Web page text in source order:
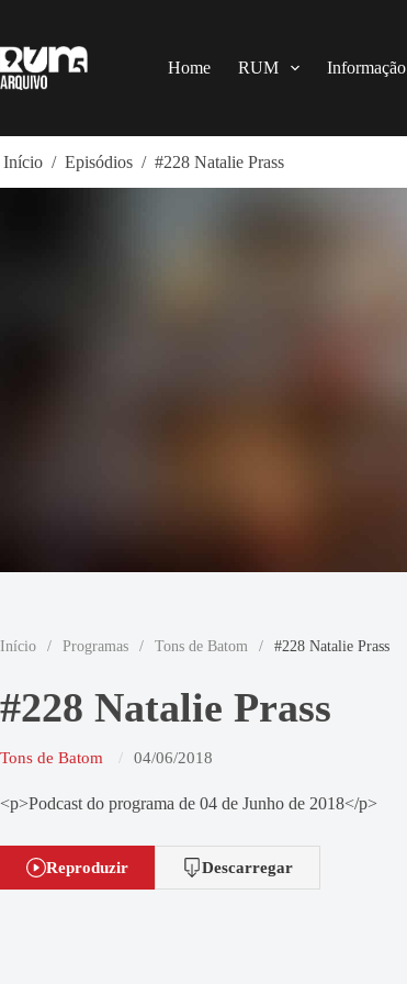
o
conteúdo
Home RUM Informação
Início / Episódios / #228 Natalie Prass
Início / Programas / Tons de Batom / #228 Natalie Prass
#228 Natalie Prass
Tons de Batom 04/06/2018
<p>Podcast do programa de 04 de Junho de 2018</p>
Reproduzir Descarregar